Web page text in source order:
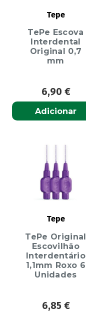
Tepe
TePe Escova
Interdental
Original 0,7
mm
6,90 €
Adicionar
Tepe
TePe Original
Escovilhão
Interdentário
1,1mm Roxo 6
Unidades
6,85 €